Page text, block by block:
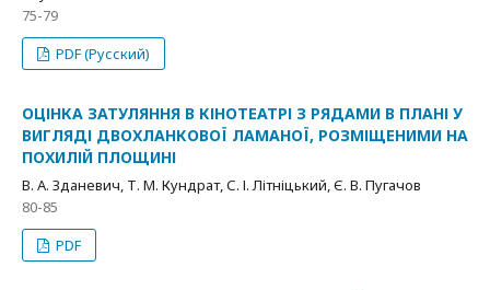
75-79
PDF (Русский)
ОЦІНКА ЗАТУЛЯННЯ В КІНОТЕАТРІ З РЯДАМИ В ПЛАНІ У
ВИГЛЯДІ ДВОХЛАНКОВОЇ ЛАМАНОЇ, РОЗМІЩЕНИМИ НА
ПОХИЛІЙ ПЛОЩИНІ
В. А. Зданевич, Т. М. Кундрат, С. І. Літніцький, Є. В. Пугачов
80-85
PDF